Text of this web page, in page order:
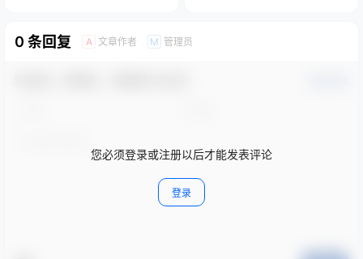
0 条回复 A 文章作者 M 管理员
您必须登录或注册以后才能发表评论
登录